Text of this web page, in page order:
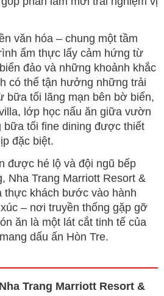
văn hóa – chung một tầm
ẩm thực lấy cảm hứng từ
đảo và những khoảnh khắc
có thể tận hưởng những trải
bữa tối lãng mạn bên bờ biển,
lớp học nấu ăn giữa vườn
bữa tối fine dining được thiết
đặc biệt.
được hé lộ và đội ngũ bếp
Nha Trang Marriott Resort &
thực khách bước vào hành
– nơi truyền thống gặp gỡ
ăn là một lát cắt tinh tế của
dấu ấn Hòn Tre.
Nha Trang Marriott Resort &